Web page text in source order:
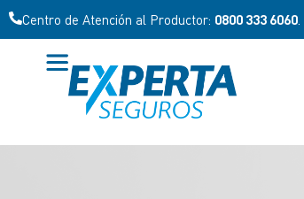
Centro de Atención al Productor: 0800 333 6060